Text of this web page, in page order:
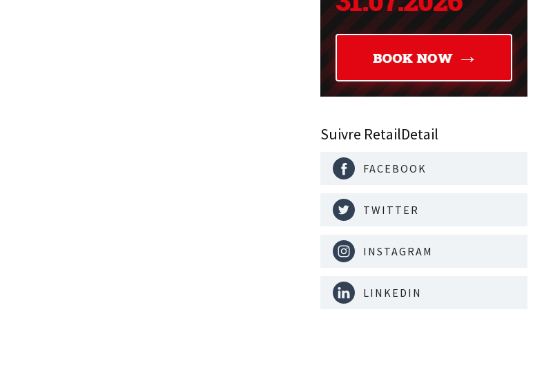
Suivre RetailDetail
FACEBOOK
TWITTER
INSTAGRAM
LINKEDIN